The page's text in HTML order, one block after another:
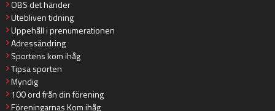
OBS det händer
Utebliven tidning
Uppehåll i prenumerationen
Adressändring
Sportens kom ihåg
Tipsa sporten
Myndig
100 ord från din förening
Föreningarnas Kom ihåg